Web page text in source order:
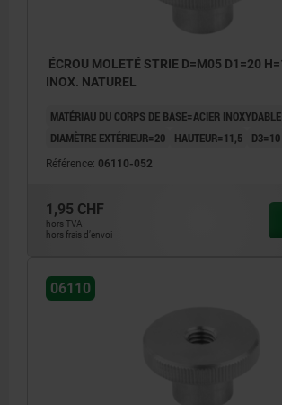
ÉCROU MOLETÉ STRIE D=M05 D1=20 H=11,5, ACIER
INOX. NATUREL
MATÉRIAU DU CORPS DE BASE=ACIER INOXYDABLE
DIAMÈTRE EXTÉRIEUR=20
HAUTEUR=11,5 D3=10
Référence: 06110-052
1,95 CHF
hors TVA
hors frais d’envoi
06110